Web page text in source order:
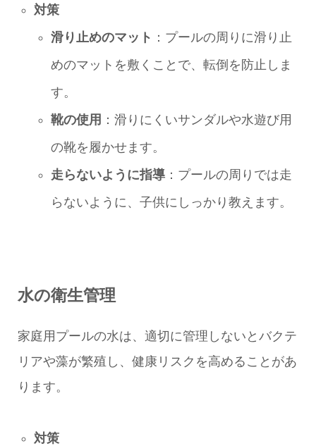
対策
滑り止めのマット ：プールの周りに滑り止
めのマットを敷くことで、転倒を防止しま
す。
靴の使用 ：滑りにくいサンダルや水遊び用
の靴を履かせます。
走らないように指導：プールの周りでは走
らないように、子供にしっかり教えます。
水の衛生管理
家庭用プールの水は、適切に管理しないとバクテ
リアや藻が繁殖し、健康リスクを高めることがあ
ります。
対策